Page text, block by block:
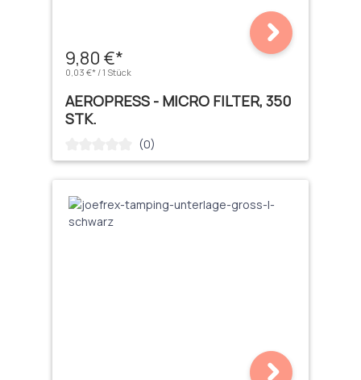
9,80 €*
0,03 €* / 1 Stück
AEROPRESS - MICRO FILTER, 350
STK.
Durchschnittliche Bewertung von 0 von 5 Sternen
(0)